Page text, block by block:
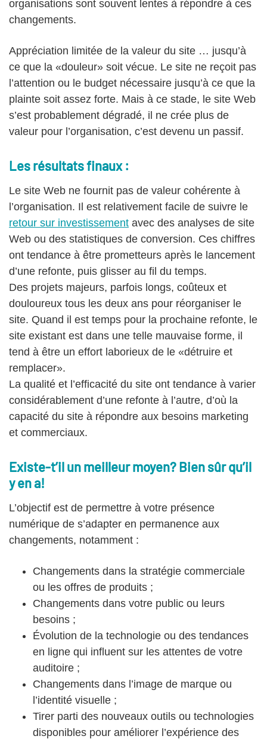
organisations sont souvent lentes à répondre à ces
changements.
Appréciation limitée de la valeur du site … jusqu’à
ce que la «douleur» soit vécue. Le site ne reçoit pas
l’attention ou le budget nécessaire jusqu’à ce que la
plainte soit assez forte. Mais à ce stade, le site Web
s’est probablement dégradé, il ne crée plus de
valeur pour l’organisation, c’est devenu un passif.
Les résultats finaux :
Le site Web ne fournit pas de valeur cohérente à
l’organisation. Il est relativement facile de suivre le
retour sur investissement avec des analyses de site
Web ou des statistiques de conversion. Ces chiffres
ont tendance à être prometteurs après le lancement
d’une refonte, puis glisser au fil du temps.
Des projets majeurs, parfois longs, coûteux et
douloureux tous les deux ans pour réorganiser le
site. Quand il est temps pour la prochaine refonte, le
site existant est dans une telle mauvaise forme, il
tend à être un effort laborieux de le «détruire et
remplacer».
La qualité et l’efficacité du site ont tendance à varier
considérablement d’une refonte à l’autre, d’où la
capacité du site à répondre aux besoins marketing
et commerciaux.
Existe-t’il un meilleur moyen? Bien sûr qu’il
y en a!
L’objectif est de permettre à votre présence
numérique de s’adapter en permanence aux
changements, notamment :
Changements dans la stratégie commerciale
ou les offres de produits ;
Changements dans votre public ou leurs
besoins ;
Évolution de la technologie ou des tendances
en ligne qui influent sur les attentes de votre
auditoire ;
Changements dans l’image de marque ou
l’identité visuelle ;
Tirer parti des nouveaux outils ou technologies
disponibles pour améliorer l’expérience des